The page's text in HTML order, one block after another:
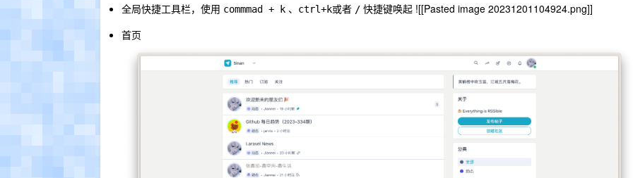
全局快捷工具栏，使用 commmad + k 、 ctrl+k或者 / 快捷键唤起 ![[Pasted image 20231201104924.png]]
首页